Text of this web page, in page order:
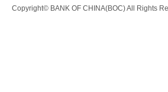
Copyright© BANK OF CHINA(BOC) All Rights